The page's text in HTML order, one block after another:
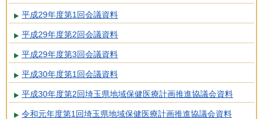
平成29年度第1回会議資料
平成29年度第2回会議資料
平成29年度第3回会議資料
平成30年度第1回会議資料
平成30年度第2回埼玉県地域保健医療計画推進協議会資料
令和元年度第1回埼玉県地域保健医療計画推進協議会資料